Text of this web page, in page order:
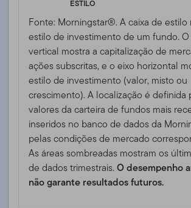
ESTILO
Fonte: Morningstar®. A caixa de estilo
estilo de investimento de um fundo. O
vertical mostra a capitalização de
ações subscritas, e o eixo horizontal
estilo de investimento (valor, misto ou
crescimento). A localização é definida
valores da carteira de fundos mais
inseridos no banco de dados da
pelas condições de mercado
As áreas sombreadas mostram os
de dados trimestrais.O desempenho
não garante resultados futuros.